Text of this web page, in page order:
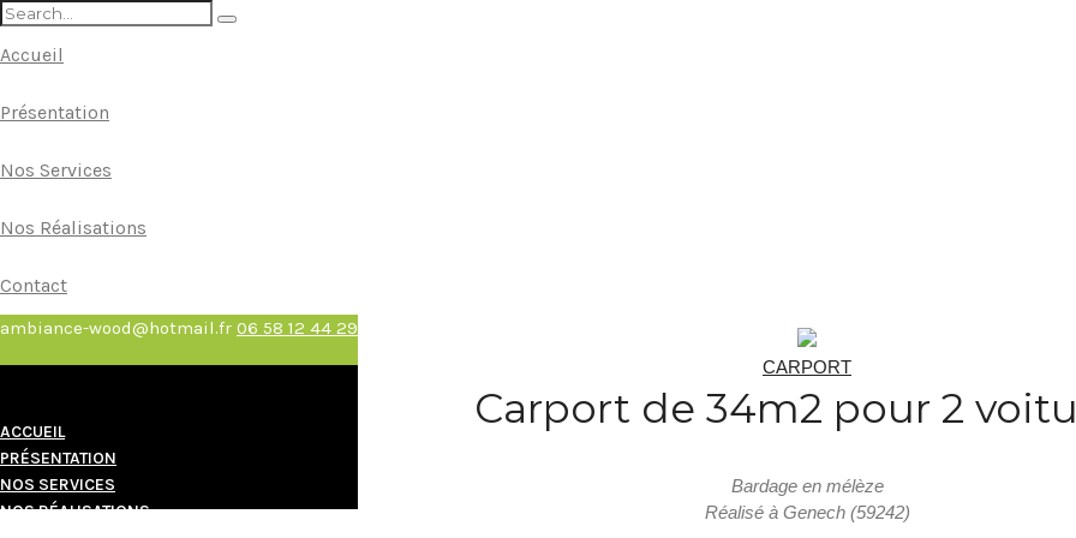
Accueil
Présentation
Nos Services
Nos Réalisations
Contact
ambiance-wood@hotmail.fr 06 58 12 44 29
ACCUEIL
PRÉSENTATION
NOS SERVICES
NOS RÉALISATIONS
CARPORT
Carport de 34m2 pour 2
Bardage en mélèze
Réalisé à Genech (59242)